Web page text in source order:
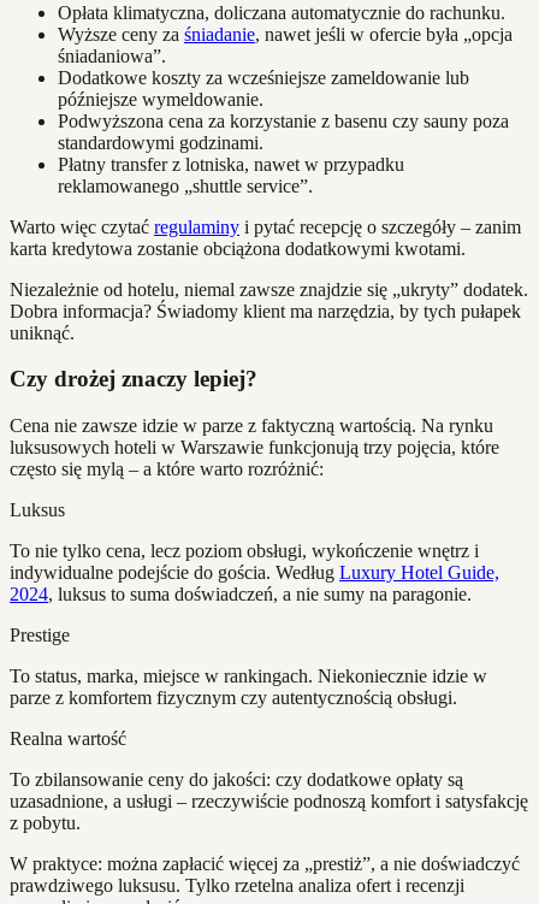
Opłata klimatyczna, doliczana automatycznie do rachunku.
Wyższe ceny za śniadanie, nawet jeśli w ofercie była „opcja
śniadaniowa”.
Dodatkowe koszty za wcześniejsze zameldowanie lub
późniejsze wymeldowanie.
Podwyższona cena za korzystanie z basenu czy sauny poza
standardowymi godzinami.
Płatny transfer z lotniska, nawet w przypadku
reklamowanego „shuttle service”.
Warto więc czytać regulaminy i pytać recepcję o szczegóły – zanim
karta kredytowa zostanie obciążona dodatkowymi kwotami.
Niezależnie od hotelu, niemal zawsze znajdzie się „ukryty” dodatek.
Dobra informacja? Świadomy klient ma narzędzia, by tych pułapek
uniknąć.
Czy drożej znaczy lepiej?
Cena nie zawsze idzie w parze z faktyczną wartością. Na rynku
luksusowych hoteli w Warszawie funkcjonują trzy pojęcia, które
często się mylą – a które warto rozróżnić:
Luksus
To nie tylko cena, lecz poziom obsługi, wykończenie wnętrz i
indywidualne podejście do gościa. Według Luxury Hotel Guide,
2024, luksus to suma doświadczeń, a nie sumy na paragonie.
Prestige
To status, marka, miejsce w rankingach. Niekoniecznie idzie w
parze z komfortem fizycznym czy autentycznością obsługi.
Realna wartość
To zbilansowanie ceny do jakości: czy dodatkowe opłaty są
uzasadnione, a usługi – rzeczywiście podnoszą komfort i satysfakcję
z pobytu.
W praktyce: można zapłacić więcej za „prestiż”, a nie doświadczyć
prawdziwego luksusu. Tylko rzetelna analiza ofert i recenzji